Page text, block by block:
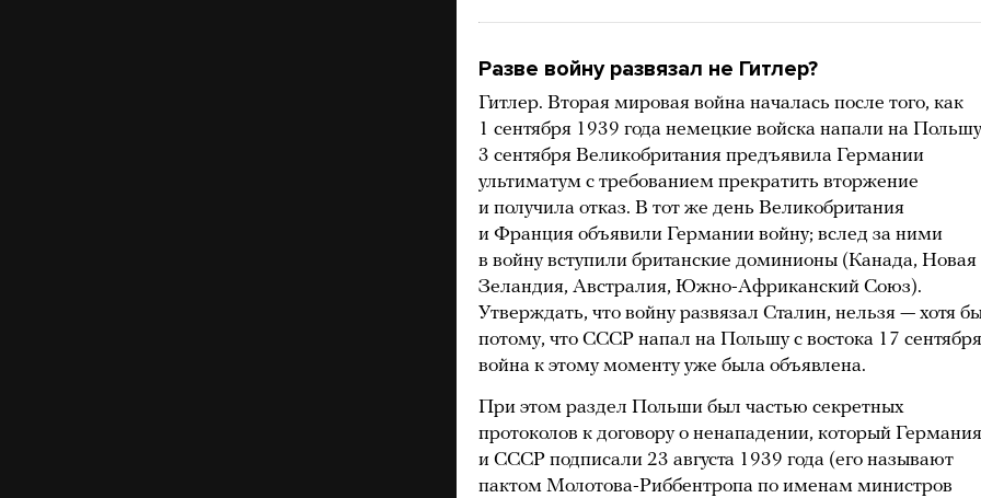
Разве войну развязал не Гитлер?
Гитлер. Вторая мировая война началась после того, как
1 сентября 1939 года немецкие войска напали на
3 сентября Великобритания предъявила Германии
ультиматум с требованием прекратить вторжение
и получила отказ. В тот же день Великобритания
и Франция объявили Германии войну; вслед за ними
в войну вступили британские доминионы (Канада, Новая
Зеландия, Австралия, Южно-Африканский Союз).
Утверждать, что войну развязал Сталин, нельзя — хотя
потому, что СССР напал на Польшу с востока 17
война к этому моменту уже была объявлена.
При этом раздел Польши был частью секретных
протоколов к договору о ненападении, который Германия
и СССР подписали 23 августа 1939 года (его называют
пактом Молотова-Риббентропа по именам министров